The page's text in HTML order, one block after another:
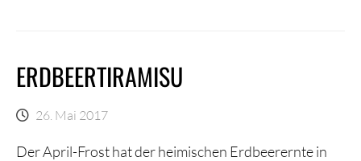
ERDBEERTIRAMISU
26. Mai 2017
Der April-Frost hat der heimischen Erdbeerernte in